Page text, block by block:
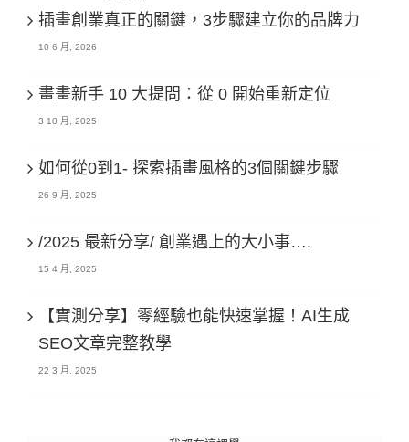
插畫創業真正的關鍵，3步驟建立你的品牌力
10 6 月, 2026
畫畫新手 10 大提問：從 0 開始重新定位
3 10 月, 2025
如何從0到1- 探索插畫風格的3個關鍵步驟
26 9 月, 2025
/2025 最新分享/ 創業遇上的大小事….
15 4 月, 2025
【實測分享】零經驗也能快速掌握！AI生成
SEO文章完整教學
22 3 月, 2025